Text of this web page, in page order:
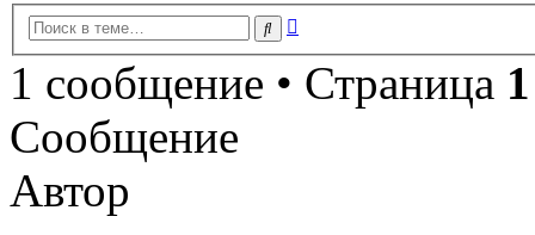
Поиск
1 сообщение • Страница 1
Сообщение
Автор